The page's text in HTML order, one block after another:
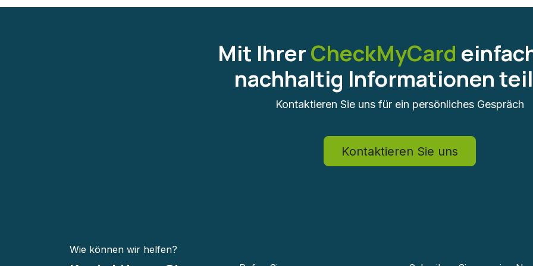
Mit IhrerCheckMyCard
nachhaltig Informationen
Kontaktieren Sie uns für ein persönliches Gespräch
Kontaktieren Sie uns
Wie können wir helfen?